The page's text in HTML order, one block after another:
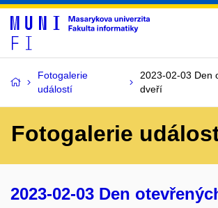
Fotogalerie
událostí
2023-02-03 Den
dveří
Fotogalerie
2023-02-03 Den